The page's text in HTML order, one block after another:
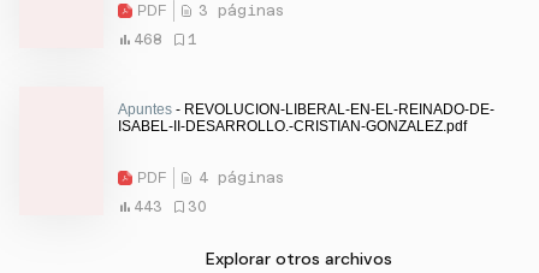
PDF
3 páginas
468
1
Apuntes - REVOLUCION-LIBERAL-EN-EL-REINADO-DE-
ISABEL-II-DESARROLLO.-CRISTIAN-GONZALEZ.pdf
PDF
4 páginas
443
30
Explorar otros archivos